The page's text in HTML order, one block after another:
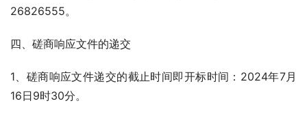
26826555。
四、磋商响应文件的递交
1、磋商响应文件递交的截止时间即开标时间：2024年7月
16日9时30分。